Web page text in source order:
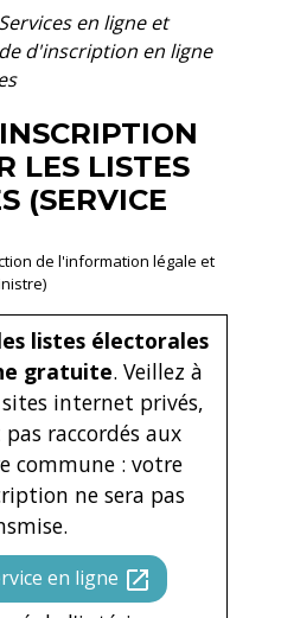
Services en ligne et
d'inscription en ligne
LES LISTES
(SERVICE
de l'information légale et
listes électorales
gratuite. Veillez à
internet privés,
raccordés aux
commune : votre
ne sera pas
en ligne open_in_new